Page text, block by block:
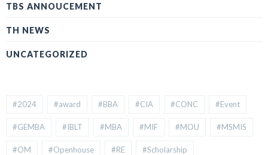
TBS ANNOUCEMENT
TH NEWS
UNCATEGORIZED
#2024 #award #BBA #CIA #CONC #Event
#GEMBA #IBLT #MBA #MIF #MOU #MSMIS
#OM #Openhouse #RE #Scholarship